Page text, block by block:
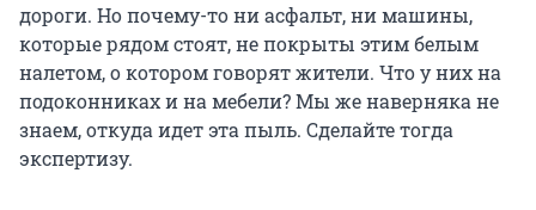
дороги. Но почему-то ни асфальт, ни машины,
которые рядом стоят, не покрыты этим белым
налетом, о котором говорят жители. Что у них на
подоконниках и на мебели? Мы же наверняка не
знаем, откуда идет эта пыль. Сделайте тогда
экспертизу.